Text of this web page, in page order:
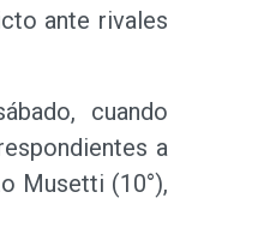
ante rivales
cuando
a
Musetti (10°),